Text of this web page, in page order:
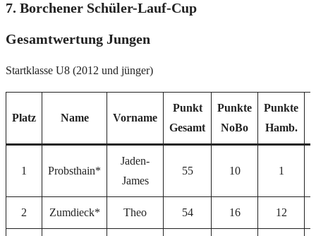
7. Borchener Schüler-Lauf-Cup
Gesamtwertung Jungen
Startklasse U8 (2012 und jünger)
Platz Name Vorname
Punkt
Gesamt
Punkte
NoBo
Punkte
Hamb.
1 Probsthain*
Jaden-
James
55 10 1
2 Zumdieck* Theo 54 16 12